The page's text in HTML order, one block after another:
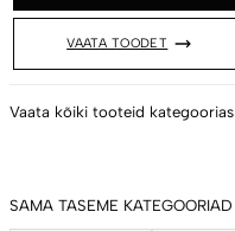
VAATA TOODET
Vaata kõiki tooteid kategoorias
SAMA TASEME KATEGOORIAD